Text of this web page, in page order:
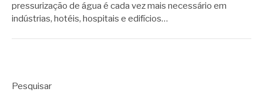
pressurização de água é cada vez mais necessário em
indústrias, hotéis, hospitais e edifícios…
Pesquisar